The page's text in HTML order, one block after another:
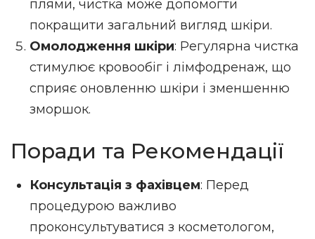
плями, чистка може допомогти
покращити загальний вигляд шкіри.
Омолодження шкіри: Регулярна чистка
стимулює кровообіг і лімфодренаж, що
сприяє оновленню шкіри і зменшенню
зморшок.
Поради та Рекомендації
Консультація з фахівцем: Перед
процедурою важливо
проконсультуватися з косметологом,